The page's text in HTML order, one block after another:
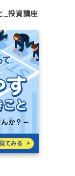
_投資講座